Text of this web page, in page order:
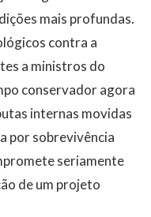
mais profundas.
contra a
a ministros do
conservador agora
internas movidas
por sobrevivência
seriamente
de um projeto